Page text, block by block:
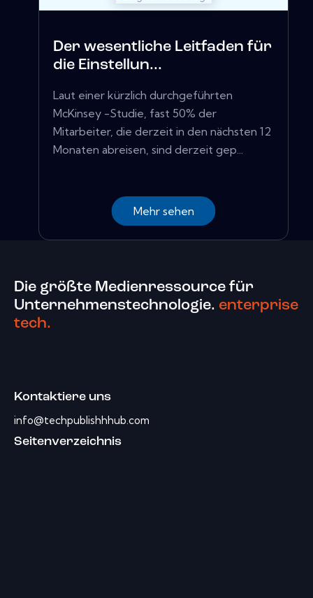
Der wesentliche Leitfaden für
die Einstellun...
Laut einer kürzlich durchgeführten
McKinsey -Studie, fast 50% der
Mitarbeiter, die derzeit in den nächsten 12
Monaten abreisen, sind derzeit gep...
Mehr sehen
Die größte Medienressource für
Unternehmenstechnologie. enterprise
tech.
Kontaktiere uns
info@techpublishhhub.com
Seitenverzeichnis